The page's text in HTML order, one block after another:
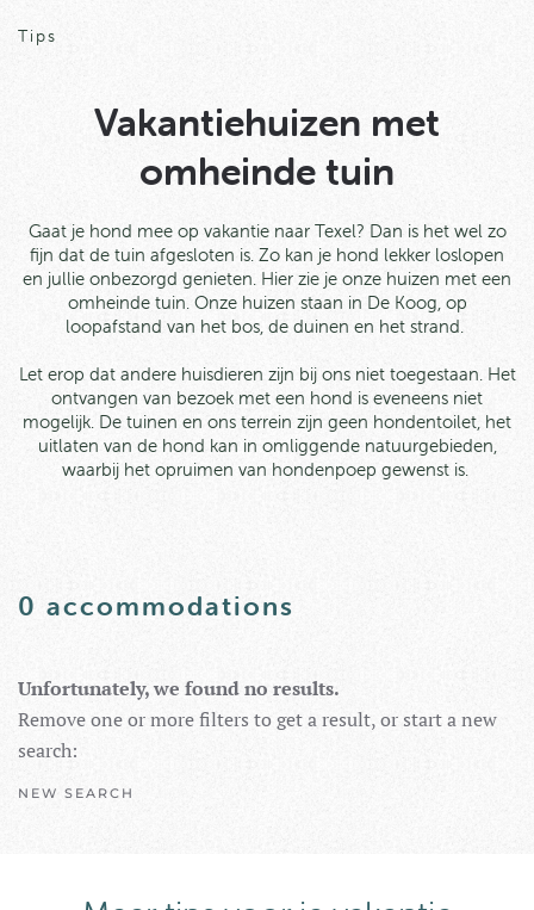
Tips
Vakantiehuizen met
omheinde tuin
Gaat je hond mee op vakantie naar Texel? Dan is het wel zo
fijn dat de tuin afgesloten is. Zo kan je hond lekker loslopen
en jullie onbezorgd genieten. Hier zie je onze huizen met een
omheinde tuin. Onze huizen staan in De Koog, op
loopafstand van het bos, de duinen en het strand.
Let erop dat andere huisdieren zijn bij ons niet toegestaan. Het
ontvangen van bezoek met een hond is eveneens niet
mogelijk. De tuinen en ons terrein zijn geen hondentoilet, het
uitlaten van de hond kan in omliggende natuurgebieden,
waarbij het opruimen van hondenpoep gewenst is.
0 accommodations
Unfortunately, we found no results.
Remove one or more filters to get a result, or start a new
search:
NEW SEARCH